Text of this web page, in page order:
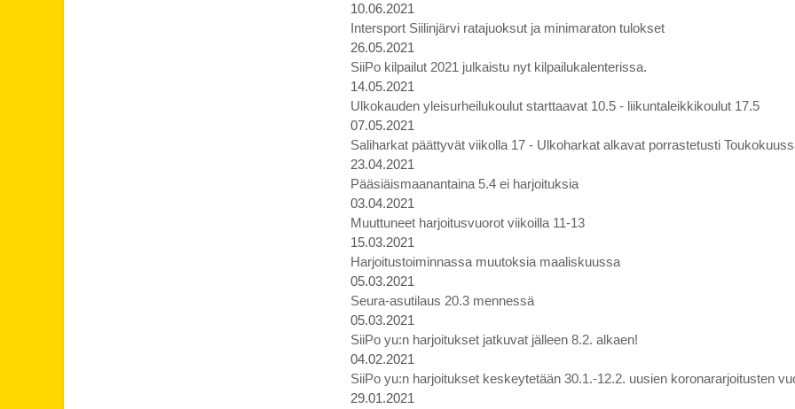
10.06.2021
Intersport Siilinjärvi ratajuoksut ja minimaraton tulokset
26.05.2021
SiiPo kilpailut 2021 julkaistu nyt kilpailukalenterissa.
14.05.2021
Ulkokauden yleisurheilukoulut starttaavat 10.5 - liikuntaleikkikoulut 17.5
07.05.2021
Saliharkat päättyvät viikolla 17 - Ulkoharkat alkavat porrastetusti
23.04.2021
Pääsiäismaanantaina 5.4 ei harjoituksia
03.04.2021
Muuttuneet harjoitusvuorot viikoilla 11-13
15.03.2021
Harjoitustoiminnassa muutoksia maaliskuussa
05.03.2021
Seura-asutilaus 20.3 mennessä
05.03.2021
SiiPo yu:n harjoitukset jatkuvat jälleen 8.2. alkaen!
04.02.2021
SiiPo yu:n harjoitukset keskeytetään 30.1.-12.2. uusien koronararjoitusten
29.01.2021